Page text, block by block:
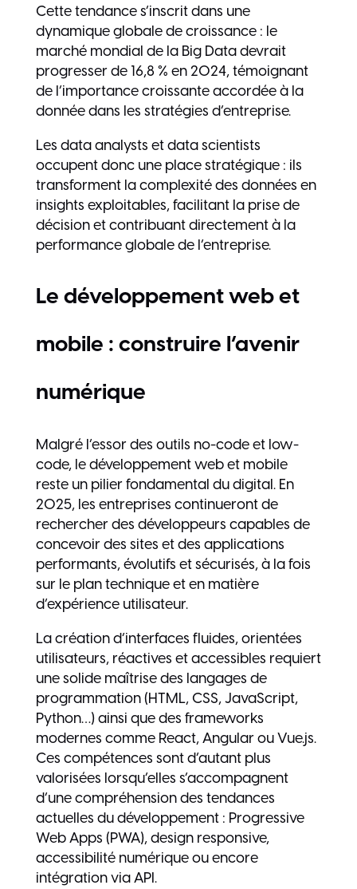
Cette tendance s’inscrit dans une
dynamique globale de croissance : le
marché mondial de la Big Data devrait
progresser de 16,8 % en 2024, témoignant
de l’importance croissante accordée à la
donnée dans les stratégies d’entreprise.
Les data analysts et data scientists
occupent donc une place stratégique : ils
transforment la complexité des données en
insights exploitables, facilitant la prise de
décision et contribuant directement à la
performance globale de l’entreprise.
Le développement web et
mobile : construire l’avenir
numérique
Malgré l’essor des outils no-code et low-
code, le développement web et mobile
reste un pilier fondamental du digital. En
2025, les entreprises continueront de
rechercher des développeurs capables de
concevoir des sites et des applications
performants, évolutifs et sécurisés, à la fois
sur le plan technique et en matière
d’expérience utilisateur.
La création d’interfaces fluides, orientées
utilisateurs, réactives et accessibles requiert
une solide maîtrise des langages de
programmation (HTML, CSS, JavaScript,
Python…) ainsi que des frameworks
modernes comme React, Angular ou Vue.js.
Ces compétences sont d’autant plus
valorisées lorsqu’elles s’accompagnent
d’une compréhension des tendances
actuelles du développement : Progressive
Web Apps (PWA), design responsive,
accessibilité numérique ou encore
intégration via API.